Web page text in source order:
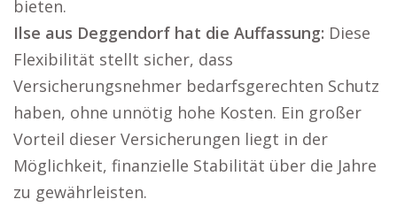
bieten.
Ilse aus Deggendorf hat die Auffassung: Diese
Flexibilität stellt sicher, dass
Versicherungsnehmer bedarfsgerechten Schutz
haben, ohne unnötig hohe Kosten. Ein großer
Vorteil dieser Versicherungen liegt in der
Möglichkeit, finanzielle Stabilität über die Jahre
zu gewährleisten.